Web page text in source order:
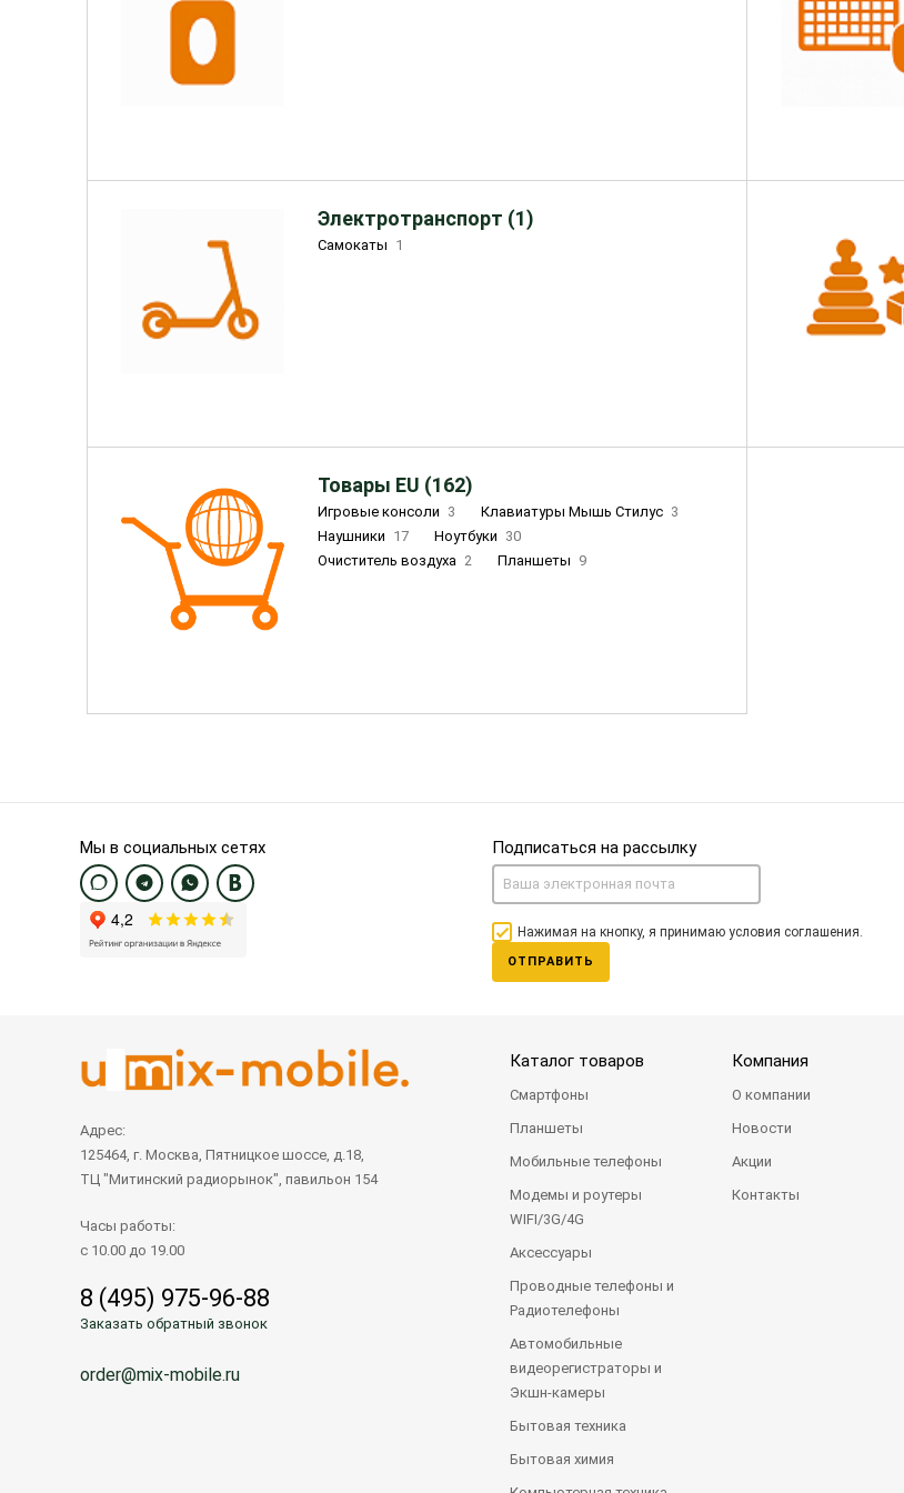
Электротранспорт (1)
Самокаты 1
Товары EU (162)
Игровые консоли 3 Клавиатуры Мышь Стилус 3
Наушники 17 Ноутбуки 30
Очиститель воздуха 2 Планшеты 9
Мы в социальных сетях Подписаться на рассылку
Нажимая на кнопку, я принимаю условия соглашения.
ОТПРАВИТЬ
Адрес:
125464, г. Москва, Пятницкое шоссе, д.18,
ТЦ "Митинский радиорынок", павильон 154
Часы работы:
с 10.00 до 19.00
8 (495) 975-96-88
Заказать обратный звонок
order@mix-mobile.ru
Каталог товаров
Смартфоны
Планшеты
Мобильные телефоны
Модемы и роутеры
WIFI/3G/4G
Аксессуары
Проводные телефоны и
Радиотелефоны
Автомобильные
видеорегистраторы и
Экшн-камеры
Бытовая техника
Бытовая химия
Компания
О компании
Новости
Акции
Контакты